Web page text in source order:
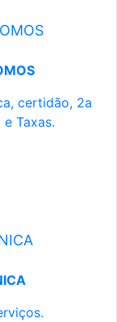
certidão, 2a
Taxas.